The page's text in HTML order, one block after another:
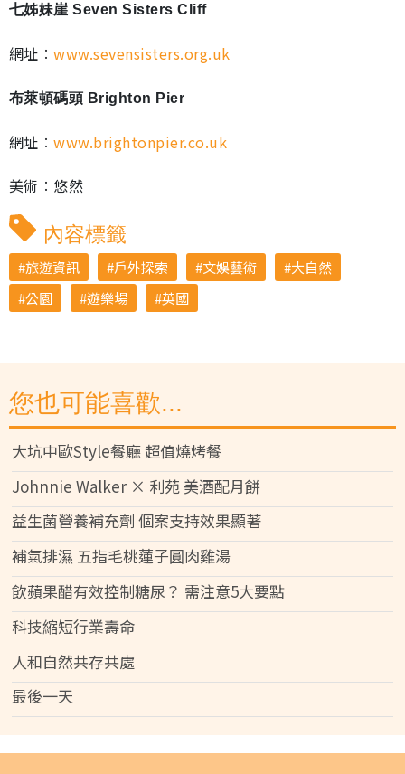
七姊妹崖 Seven Sisters Cliff
網址︰www.sevensisters.org.uk
布萊頓碼頭 Brighton Pier
網址︰www.brightonpier.co.uk
美術︰悠然
內容標籤
旅遊資訊 戶外探索 文娛藝術
大自然
公園
遊樂場 英國
您也可能喜歡...
大坑中歐Style餐廳 超值燒烤餐
Johnnie Walker × 利苑 美酒配月餅
益生菌營養補充劑 個案支持效果顯著
補氣排濕 五指毛桃蓮子圓肉雞湯
飲蘋果醋有效控制糖尿？ 需注意5大要點
科技縮短行業壽命
人和自然共存共處
最後一天